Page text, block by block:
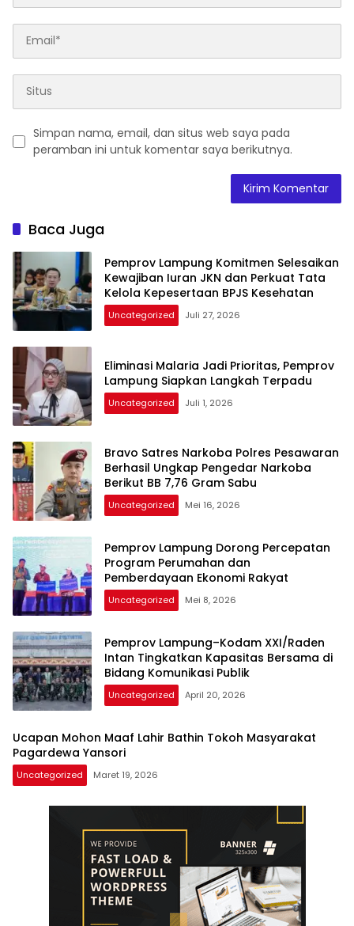
Simpan nama, email, dan situs web saya pada
peramban ini untuk komentar saya berikutnya.
Baca Juga
Pemprov Lampung Komitmen Selesaikan
Kewajiban Iuran JKN dan Perkuat Tata
Kelola Kepesertaan BPJS Kesehatan
Uncategorized Juli 27, 2026
Eliminasi Malaria Jadi Prioritas, Pemprov
Lampung Siapkan Langkah Terpadu
Uncategorized Juli 1, 2026
Bravo Satres Narkoba Polres Pesawaran
Berhasil Ungkap Pengedar Narkoba
Berikut BB 7,76 Gram Sabu
Uncategorized Mei 16, 2026
Pemprov Lampung Dorong Percepatan
Program Perumahan dan
Pemberdayaan Ekonomi Rakyat
Uncategorized Mei 8, 2026
Pemprov Lampung–Kodam XXI/Raden
Intan Tingkatkan Kapasitas Bersama di
Bidang Komunikasi Publik
Uncategorized April 20, 2026
Ucapan Mohon Maaf Lahir Bathin Tokoh Masyarakat
Pagardewa Yansori
Uncategorized Maret 19, 2026